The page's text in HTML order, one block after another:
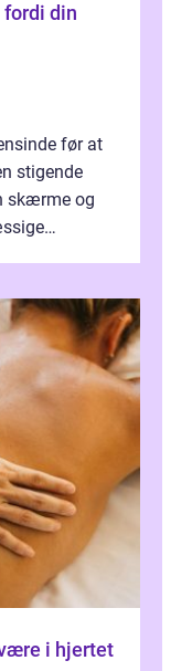
fordi din
før at
stigende
skærme og
i hjertet